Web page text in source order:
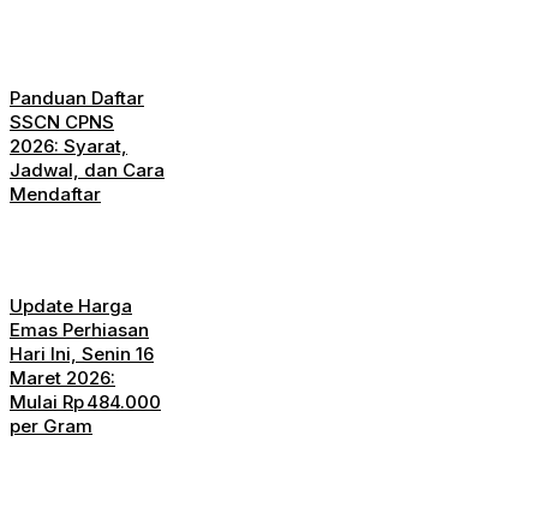
Panduan Daftar
SSCN CPNS
2026: Syarat,
Jadwal, dan Cara
Mendaftar
Update Harga
Emas Perhiasan
Hari Ini, Senin 16
Maret 2026:
Mulai Rp 484.000
per Gram